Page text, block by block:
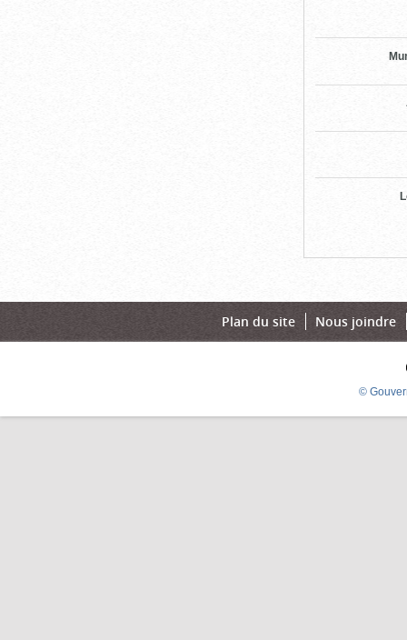
Plan du site Nous joindre
©